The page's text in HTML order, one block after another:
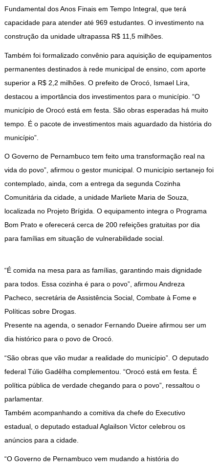
Fundamental dos Anos Finais em Tempo Integral, que terá
capacidade para atender até 969 estudantes. O investimento na
construção da unidade ultrapassa R$ 11,5 milhões.
Também foi formalizado convênio para aquisição de equipamentos
permanentes destinados à rede municipal de ensino, com aporte
superior a R$ 2,2 milhões. O prefeito de Orocó, Ismael Lira,
destacou a importância dos investimentos para o município. “O
município de Orocó está em festa. São obras esperadas há muito
tempo. É o pacote de investimentos mais aguardado da história do
município”.
O Governo de Pernambuco tem feito uma transformação real na
vida do povo”, afirmou o gestor municipal. O município sertanejo foi
contemplado, ainda, com a entrega da segunda Cozinha
Comunitária da cidade, a unidade Marliete Maria de Souza,
localizada no Projeto Brígida. O equipamento integra o Programa
Bom Prato e oferecerá cerca de 200 refeições gratuitas por dia
para famílias em situação de vulnerabilidade social.
“É comida na mesa para as famílias, garantindo mais dignidade
para todos. Essa cozinha é para o povo”, afirmou Andreza
Pacheco, secretária de Assistência Social, Combate à Fome e
Políticas sobre Drogas.
Presente na agenda, o senador Fernando Dueire afirmou ser um
dia histórico para o povo de Orocó.
“São obras que vão mudar a realidade do município”. O deputado
federal Túlio Gadêlha complementou. “Orocó está em festa. É
política pública de verdade chegando para o povo”, ressaltou o
parlamentar.
Também acompanhando a comitiva da chefe do Executivo
estadual, o deputado estadual Aglailson Victor celebrou os
anúncios para a cidade.
“O Governo de Pernambuco vem mudando a história do